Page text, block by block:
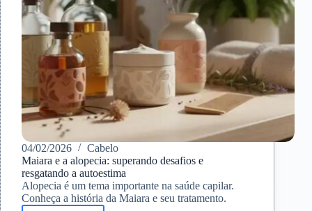
04/02/2026
Cabelo
Maiara e a alopecia: superando desafios e
resgatando a autoestima
Alopecia é um tema importante na saúde capilar.
Conheça a história da Maiara e seu tratamento.